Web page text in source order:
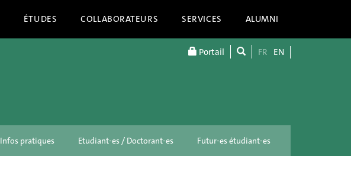
ÉTUDES COLLABORATEURS SERVICES ALUMNI
Portail FR EN
Infos pratiques Etudiant-es / Doctorant-es Futur-es étudiant-es